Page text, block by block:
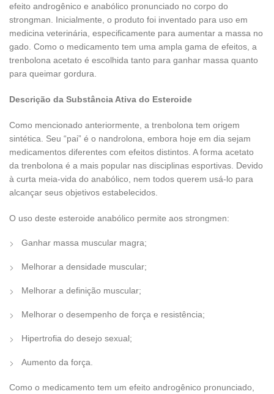
efeito androgênico e anabólico pronunciado no corpo do
strongman. Inicialmente, o produto foi inventado para uso em
medicina veterinária, especificamente para aumentar a massa no
gado. Como o medicamento tem uma ampla gama de efeitos, a
trenbolona acetato é escolhida tanto para ganhar massa quanto
para queimar gordura.
Descrição da Substância Ativa do Esteroide
Como mencionado anteriormente, a trenbolona tem origem
sintética. Seu “pai” é o nandrolona, embora hoje em dia sejam
medicamentos diferentes com efeitos distintos. A forma acetato
da trenbolona é a mais popular nas disciplinas esportivas. Devido
à curta meia-vida do anabólico, nem todos querem usá-lo para
alcançar seus objetivos estabelecidos.
O uso deste esteroide anabólico permite aos strongmen:
Ganhar massa muscular magra;
Melhorar a densidade muscular;
Melhorar a definição muscular;
Melhorar o desempenho de força e resistência;
Hipertrofia do desejo sexual;
Aumento da força.
Como o medicamento tem um efeito androgênico pronunciado,